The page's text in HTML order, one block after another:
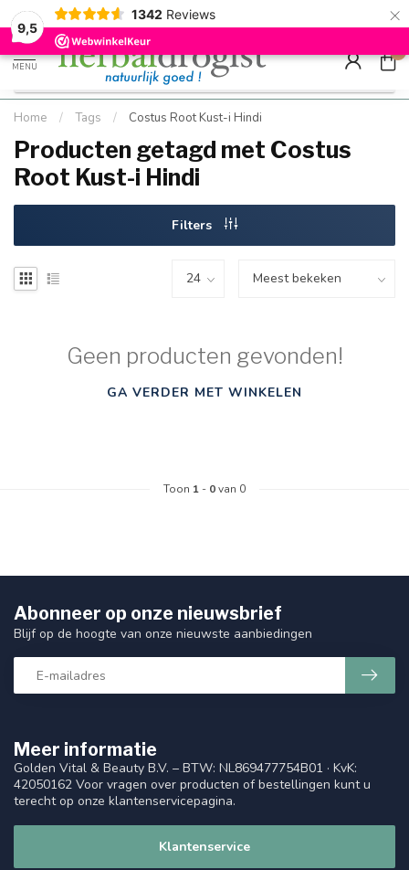
9,5
1342 Reviews ×
Kostenloser DE-Versand ab Mindestbestellwert |
Schnell geliefert
Minimum
Hızlı
MENU
0
Home / Tags / Costus Root Kust-i Hindi
Producten getagd met Costus
Root Kust-i Hindi
Filters
Geen producten gevonden!
GA VERDER MET WINKELEN
Toon 1 - 0van 0
Meer informatie
Golden Vital & Beauty B.V. – BTW: NL869477754B01 · KvK:
42050162 Voor vragen over producten of bestellingen kunt u
terecht op onze klantenservicepagina.
Klantenservice
Abonneer op onze nieuwsbrief
Blijf op de hoogte van onze nieuwste aanbiedingen